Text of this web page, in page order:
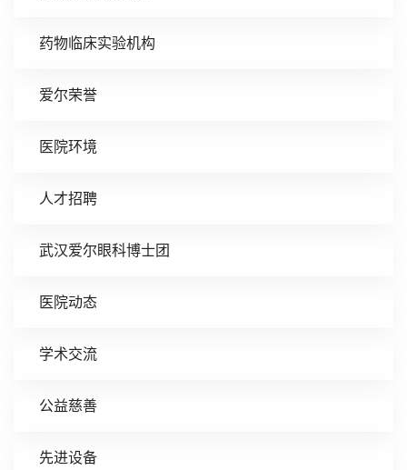
药物临床实验机构
爱尔荣誉
医院环境
人才招聘
武汉爱尔眼科博士团
医院动态
学术交流
公益慈善
先进设备